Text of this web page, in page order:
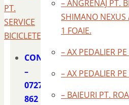
PT.
SERVICE
BICICLETE
CONTACT
–
0727
862
– ANGRENAJ PT.
SHIMANO NEXUS
1 FOAIE.
– AX PEDALIER
– AX PEDALIER
– BAIEURI PT.